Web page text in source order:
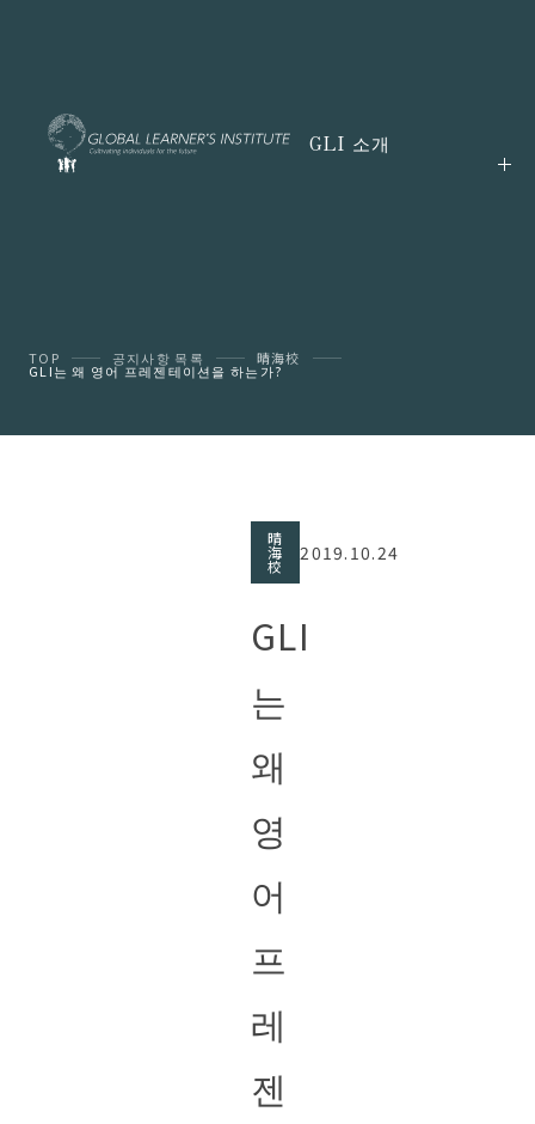
GLI 소개
TOP 공지사항 목록 晴海校
GLI는 왜 영어 프레젠테이션을 하는가?
晴
海
校
2019.10.24
GLI
는
왜
영
어
프
레
젠